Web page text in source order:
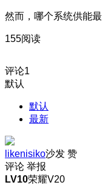
然而，哪个系统供能
155阅读
评论1
默认
默认
最新
likenisiko沙发 赞
评论 举报
LV10荣耀V20